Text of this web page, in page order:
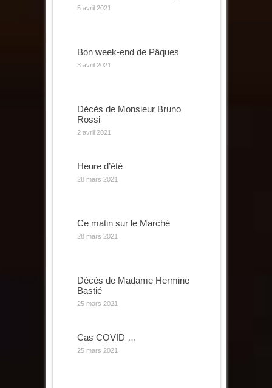
5 avril 2021
Bon week-end de Pâques
3 avril 2021
Dècès de Monsieur Bruno
Rossi
2 avril 2021
Heure d’été
28 mars 2021
Ce matin sur le Marché
28 mars 2021
Décès de Madame Hermine
Bastié
25 mars 2021
Cas COVID …
25 mars 2021